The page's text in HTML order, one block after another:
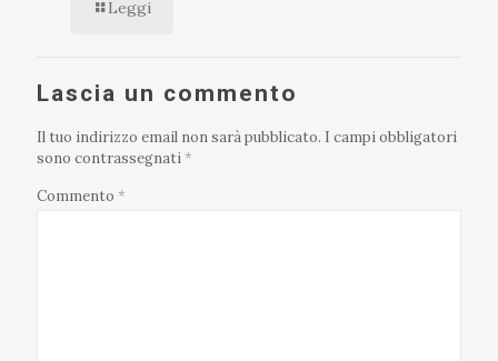
Leggi
Lascia un commento
Il tuo indirizzo email non sarà pubblicato. I campi obbligatori
sono contrassegnati *
Commento *